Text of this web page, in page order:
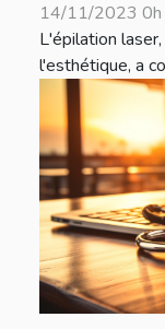
14/11/2023 0h
L'épilation
l'esthétique, a